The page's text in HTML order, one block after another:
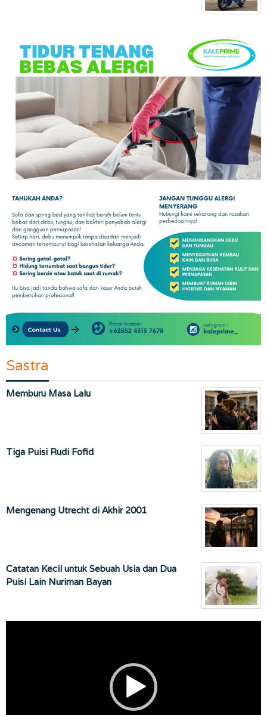
Sastra
Memburu Masa Lalu
Tiga Puisi Rudi Fofid
Mengenang Utrecht di Akhir 2001
Catatan Kecil untuk Sebuah Usia dan Dua
Puisi Lain Nuriman Bayan